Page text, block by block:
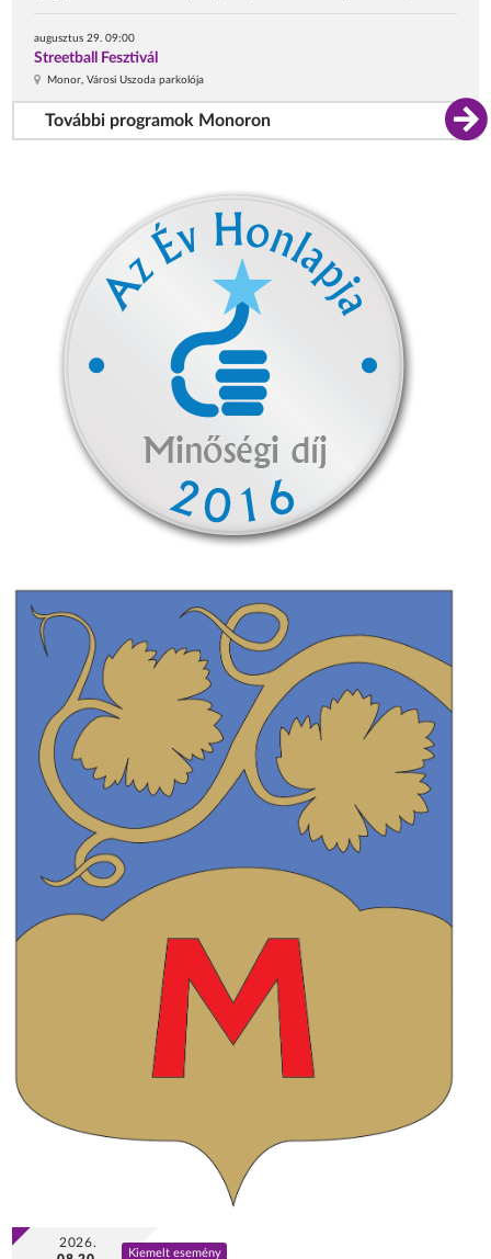
augusztus 29. 09:00
Streetball Fesztivál
Monor, Városi Uszoda parkolója
További programok Monoron
2026.
Kiemelt esemény